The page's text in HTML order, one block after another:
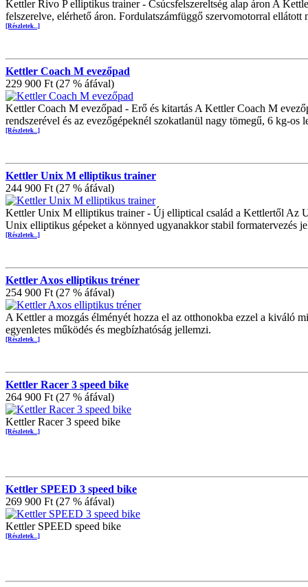
Kettler Rivo P elliptikus trainer - Csúcsfelszereltség alap áron A
felszerelve, elérhető áron. Fordulatszámfüggő szervomotorral ellátott
[Részletek...]
Kettler Coach M evezőpad
229 900 Ft (27 % áfával)
Kettler Coach M evezőpad - Erő és kitartás A Kettler Coach M
rendszerével és az evezőgépeknél szokatlanül nagy tömegű, 6 kg-os
[Részletek...]
Kettler Unix M elliptikus trainer
244 900 Ft (27 % áfával)
Kettler Unix M elliptikus trainer - Új elliptical család a Kettlertől Az
Unix elliptikus gépeket a könnyed ugyanakkor stabil formatervezés
[Részletek...]
Kettler Axos elliptikus tréner
254 900 Ft (27 % áfával)
A Kettler a mozgás élményét hozza el az otthonokba ezzel a kiváló
egyenletes működés és megbízhatóság jellemzi.
[Részletek...]
Kettler Racer 3 speed bike
264 900 Ft (27 % áfával)
Kettler Racer 3 speed bike
[Részletek...]
Kettler SPEED 3 speed bike
269 900 Ft (27 % áfával)
Kettler SPEED speed bike
[Részletek...]